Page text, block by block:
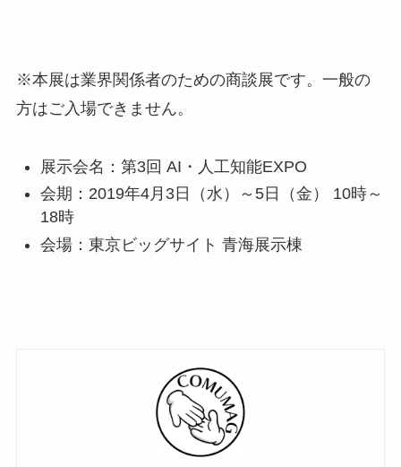
※本展は業界関係者のための商談展です。一般の
方はご入場できません。
展示会名：第3回 AI・人工知能EXPO
会期：2019年4月3日（水）～5日（金） 10時～
18時
会場：東京ビッグサイト 青海展示棟